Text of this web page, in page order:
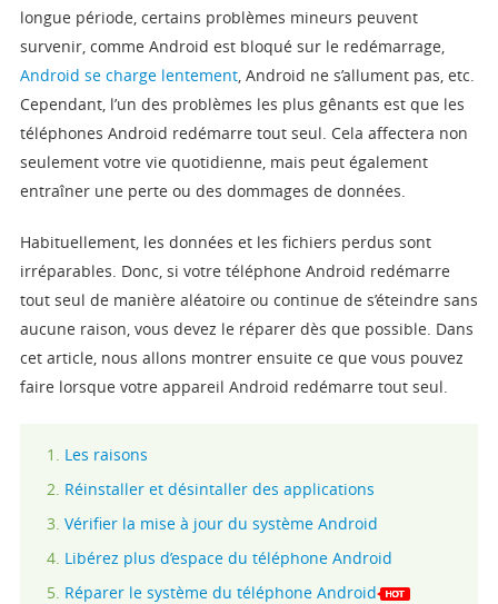
Boutique
Télécharger
Support
longue période, certains problèmes mineurs peuvent
survenir, comme Android est bloqué sur le redémarrage,
Android se charge lentement, Android ne s’allument pas, etc.
Cependant, l’un des problèmes les plus gênants est que les
téléphones Android redémarre tout seul. Cela affectera non
seulement votre vie quotidienne, mais peut également
entraîner une perte ou des dommages de données.
Habituellement, les données et les fichiers perdus sont
irréparables. Donc, si votre téléphone Android redémarre
tout seul de manière aléatoire ou continue de s’éteindre sans
aucune raison, vous devez le réparer dès que possible. Dans
cet article, nous allons montrer ensuite ce que vous pouvez
faire lorsque votre appareil Android redémarre tout seul.
Les raisons
Réinstaller et désintaller des applications
Vérifier la mise à jour du système Android
Libérez plus d’espace du téléphone Android
Réparer le système du téléphone Android